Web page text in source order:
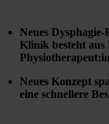
Neues
Klinik besteht
Neues Konzept
eine schnellere